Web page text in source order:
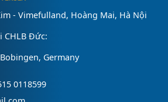
- Vimefulland, Hoàng Mai, Hà Nội
CHLB Đức:
Germany
0118599